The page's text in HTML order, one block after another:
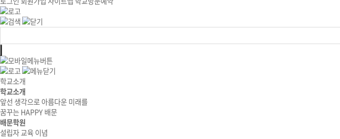
학교소개
학교소개
앞선 생각으로 아름다운 미래를
꿈꾸는 HAPPY 배문
배문학원
설립자 교육 이념